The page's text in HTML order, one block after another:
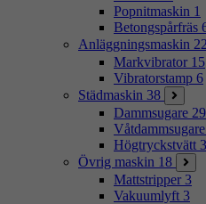
Popnitmaskin 1
Betongspårfräs
Anläggningsmaskin 22
Markvibrator 15
Vibratorstamp 6
Städmaskin 38
Dammsugare 29
Våtdammsugare
Högtryckstvätt 3
Övrig maskin 18
Mattstripper 3
Vakuumlyft 3